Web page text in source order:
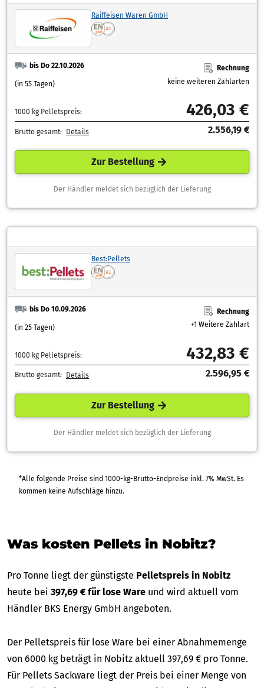
Raiffeisen Waren GmbH
bis Do 22.10.2026
(in 55 Tagen)
Rechnung
keine weiteren Zahlarten
1000 kg Pelletspreis: 426,03 €
Brutto gesamt: Details 2.556,19 €
Zur Bestellung
Der Händler meldet sich bezüglich der Lieferung
Best:Pellets
bis Do 10.09.2026
(in 25 Tagen)
Rechnung
+1 Weitere Zahlart
1000 kg Pelletspreis: 432,83 €
Brutto gesamt: Details 2.596,95 €
Zur Bestellung
Der Händler meldet sich bezüglich der Lieferung
*Alle folgende Preise sind 1000-kg-Brutto-Endpreise inkl. 7% MwSt. Es
kommen keine Aufschläge hinzu.
Was kosten Pellets in Nobitz?
Pro Tonne liegt der günstigste Pelletspreis in Nobitz
heute bei 397,69 € für lose Ware und wird aktuell vom
Händler BKS Energy GmbH angeboten.
Der Pelletspreis für lose Ware bei einer Abnahmemenge
von 6000 kg beträgt in Nobitz aktuell 397,69 € pro Tonne.
Für Pellets Sackware liegt der Preis bei einer Menge von